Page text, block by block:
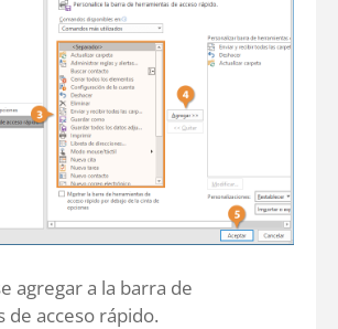
agregar a la barra de
acceso rápido.